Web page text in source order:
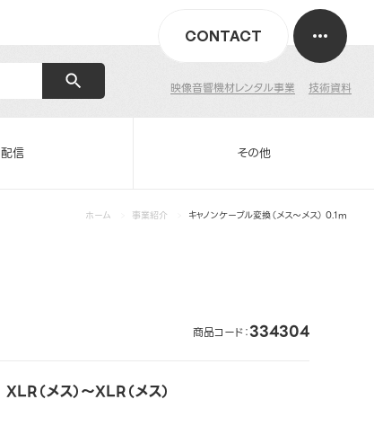
映像音響機材レンタル事業 技術資料
CONTACT
配信 その他
ホーム 事業紹介 キャノンケーブル変換（メス～メス） 0.1m
商品コード：334304
XLR（メス）～XLR（メス）